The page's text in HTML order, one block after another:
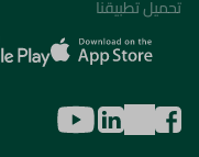
تحميل تطبيقنا